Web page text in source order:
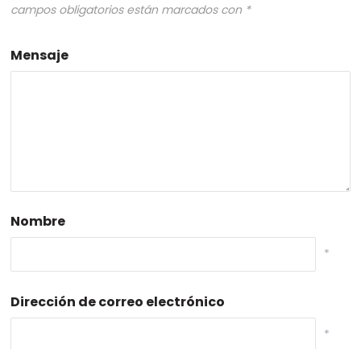
campos obligatorios están marcados con *
Mensaje
Nombre
*
Dirección de correo electrónico
*